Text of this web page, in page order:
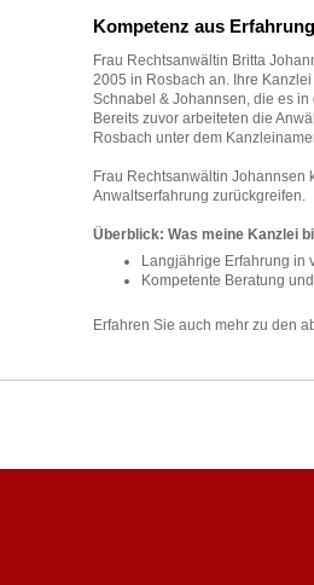
Kompetenz aus Erfahrung
Frau Rechtsanwältin Britta
2005 in Rosbach an. Ihre
Schnabel & Johannsen, die es
Bereits zuvor arbeiteten die
Rosbach unter dem
Frau Rechtsanwältin
Anwaltserfahrung zurückgreifen.
Überblick: Was meine Kanzlei
Langjährige Erfahrung in
Kompetente Beratung
Erfahren Sie auch mehr zu den